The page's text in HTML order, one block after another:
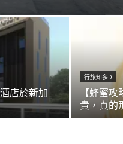
店於新加
行旅知多D
【蜂蜜
貴，真的